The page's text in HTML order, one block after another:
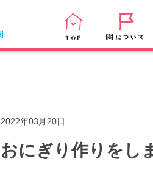
2022年03月20日
おにぎり作りをし